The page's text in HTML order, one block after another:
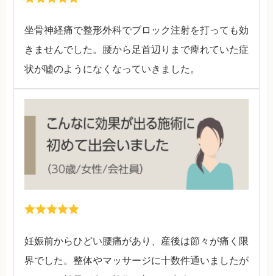
坐骨神経痛で整形外科でブロック注射を打っても効
きませんでした。腰から足首辺りまで痺れていた症
状が嘘のようになくなっていきました。
妊娠前からひどい腰痛があり、産後は節々が痛く限
界でした。整体やマッサージに十数件通いましたが